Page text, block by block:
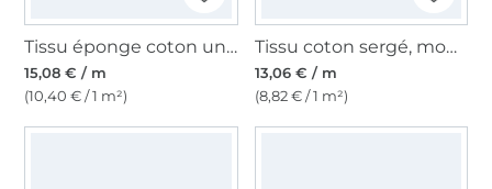
Tissu éponge coton uni, jaune curry
15,08 € / m
(10,40 € / 1 m²)
Tissu coton sergé, moutarde
13,06 € / m
(8,82 € / 1 m²)